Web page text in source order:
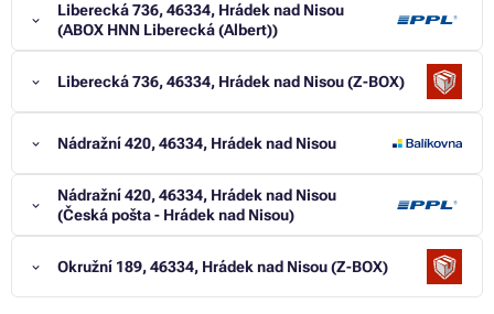
Liberecká 736, 46334, Hrádek nad Nisou
(ABOX HNN Liberecká (Albert))
Liberecká 736, 46334, Hrádek nad Nisou (Z-BOX)
Nádražní 420, 46334, Hrádek nad Nisou
Nádražní 420, 46334, Hrádek nad Nisou
(Česká pošta - Hrádek nad Nisou)
Okružní 189, 46334, Hrádek nad Nisou (Z-BOX)